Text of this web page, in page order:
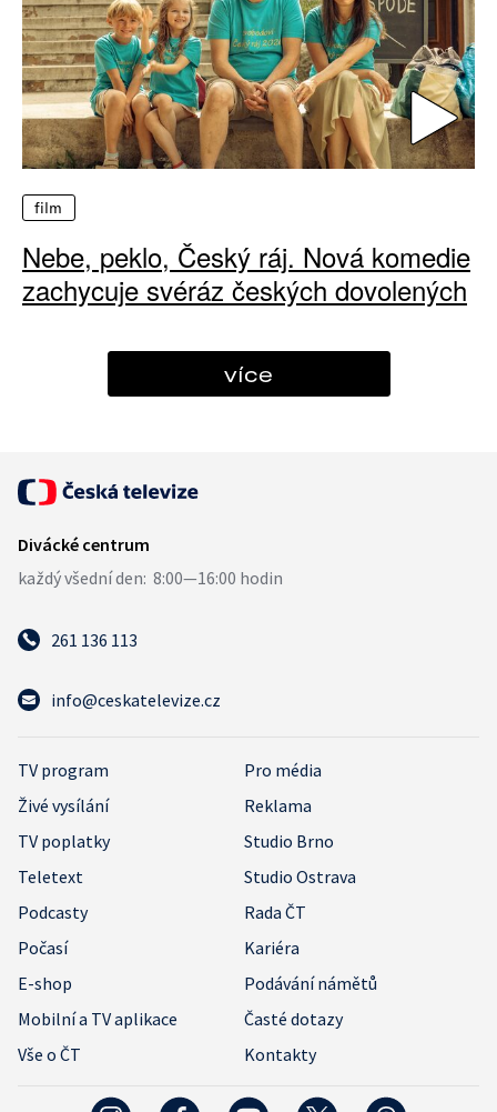
film
Nebe, peklo, Český ráj. Nová komedie
zachycuje svéráz českých dovolených
více
261 136 113
info@ceskatelevize.cz
TV program
Pro média
Živé vysílání
Reklama
TV poplatky
Studio Brno
Teletext
Studio Ostrava
Podcasty
Rada ČT
Počasí
Kariéra
E-shop
Podávání námětů
Mobilní a TV aplikace
Časté dotazy
Vše o ČT
Kontakty